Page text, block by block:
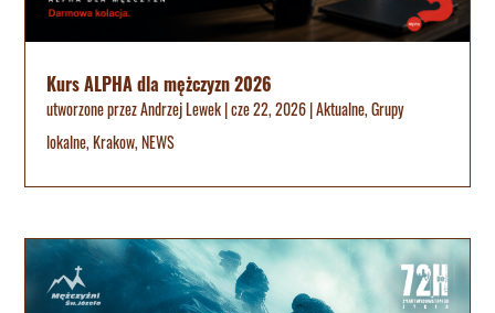
Kurs ALPHA dla mężczyzn 2026
utworzone przezAndrzej Lewek|cze 22, 2026|Aktualne,Grupy
lokalne,Krakow,NEWS